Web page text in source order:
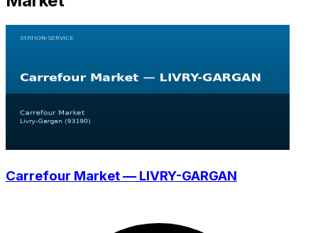
Carrefour Market — LIVRY-GARGAN